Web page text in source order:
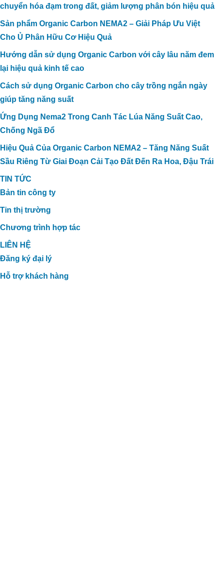
chuyển hóa đạm trong đất, giảm lượng phân bón hiệu quả
Sản phẩm Organic Carbon NEMA2 – Giải Pháp Ưu Việt
Cho Ủ Phân Hữu Cơ Hiệu Quả
Hướng dẫn sử dụng Organic Carbon với cây lâu năm đem
lại hiệu quả kinh tế cao
Cách sử dụng Organic Carbon cho cây trồng ngắn ngày
giúp tăng năng suất
Ứng Dụng Nema2 Trong Canh Tác Lúa Năng Suất Cao,
Chống Ngã Đổ
Hiệu Quả Của Organic Carbon NEMA2 – Tăng Năng Suất
Sầu Riêng Từ Giai Đoạn Cải Tạo Đất Đến Ra Hoa, Đậu Trái
TIN TỨC
Bản tin công ty
Tin thị trường
Chương trình hợp tác
LIÊN HỆ
Đăng ký đại lý
Hỗ trợ khách hàng